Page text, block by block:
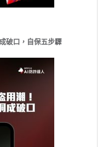
破口，自保五步驟